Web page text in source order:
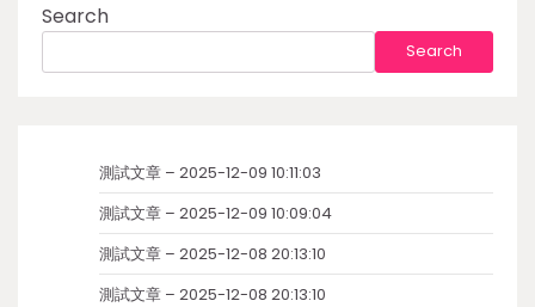
Search
Search
測試文章 – 2025-12-09 10:11:03
測試文章 – 2025-12-09 10:09:04
測試文章 – 2025-12-08 20:13:10
測試文章 – 2025-12-08 20:13:10